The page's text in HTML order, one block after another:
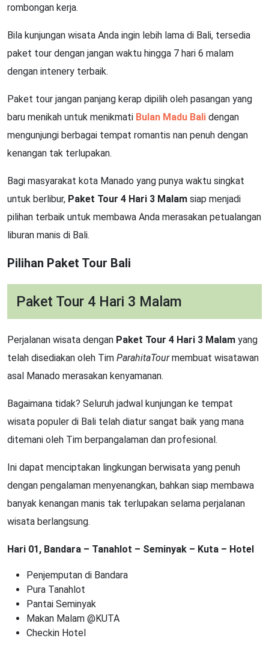
rombongan kerja.
Bila kunjungan wisata Anda ingin lebih lama di Bali, tersedia
paket tour dengan jangan waktu hingga 7 hari 6 malam
dengan intenery terbaik.
Paket tour jangan panjang kerap dipilih oleh pasangan yang
baru menikah untuk menikmati Bulan Madu Bali dengan
mengunjungi berbagai tempat romantis nan penuh dengan
kenangan tak terlupakan.
Bagi masyarakat kota Manado yang punya waktu singkat
untuk berlibur, Paket Tour 4 Hari 3 Malam siap menjadi
pilihan terbaik untuk membawa Anda merasakan petualangan
liburan manis di Bali.
Pilihan Paket Tour Bali
Paket Tour 4 Hari 3 Malam
Perjalanan wisata dengan Paket Tour 4 Hari 3 Malam yang
telah disediakan oleh Tim ParahitaTourmembuat wisatawan
asal Manado merasakan kenyamanan.
Bagaimana tidak? Seluruh jadwal kunjungan ke tempat
wisata populer di Bali telah diatur sangat baik yang mana
ditemani oleh Tim berpangalaman dan profesional.
Ini dapat menciptakan lingkungan berwisata yang penuh
dengan pengalaman menyenangkan, bahkan siap membawa
banyak kenangan manis tak terlupakan selama perjalanan
wisata berlangsung.
Hari 01, Bandara – Tanahlot – Seminyak – Kuta – Hotel
Penjemputan di Bandara
Pura Tanahlot
Pantai Seminyak
Makan Malam @KUTA
Checkin Hotel